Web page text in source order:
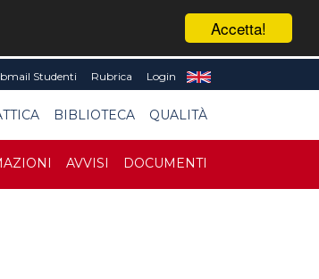
Accetta!
Studenti Rubrica Login
BIBLIOTECA QUALITÀ
AVVISI DOCUMENTI